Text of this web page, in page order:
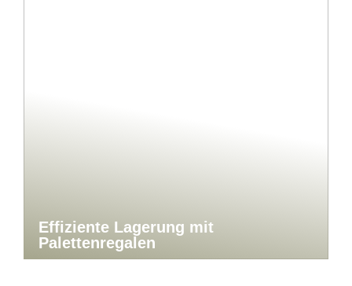
Effiziente Lagerung mit
Palettenregalen